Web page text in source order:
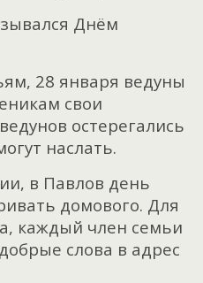
Днём
28 января ведуны
свои
остерегались
наслать.
в Павлов день
домового. Для
каждый член семьи
слова в адрес